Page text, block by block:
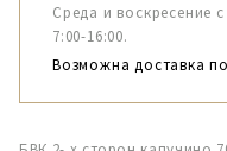
Среда и воскресение
7:00-16:00.
Возможна доставка